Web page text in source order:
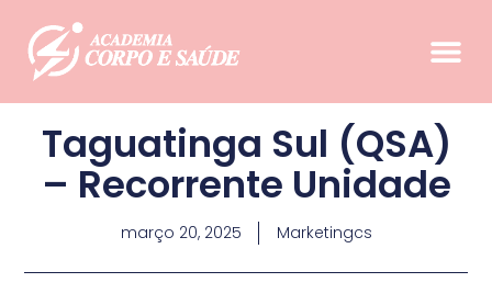
Taguatinga Sul (QSA)
– Recorrente Unidade
março 20, 2025 Marketingcs